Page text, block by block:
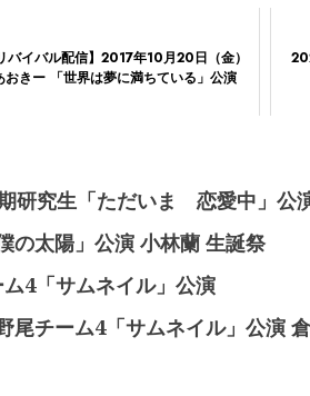
バイバル配信】2017年10月20日（金）
おきー 「世界は夢に満ちている」公演
研究生「ただいま 恋愛中」公
の太陽」公演 小林蘭 生誕祭
4「サムネイル」公演
尾チーム4「サムネイル」公演